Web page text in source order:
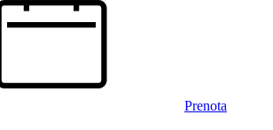
Prenota